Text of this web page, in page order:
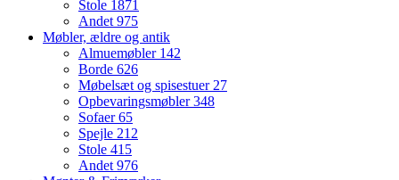
Stole 1871
Andet975
Møbler, ældre og antik
Almuemøbler 142
Borde 626
Møbelsæt og spisestuer27
Opbevaringsmøbler348
Sofaer65
Spejle 212
Stole 415
Andet976